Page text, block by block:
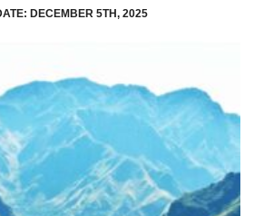
DECEMBER 5TH, 2025